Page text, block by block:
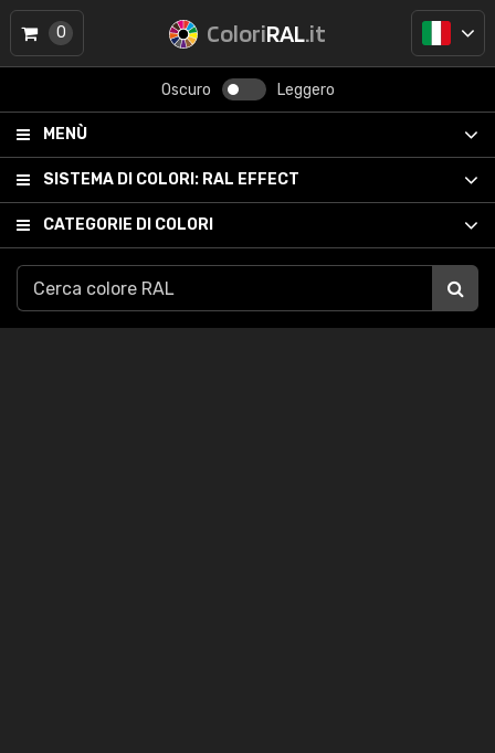
ColoriRAL.it
Oscuro Leggero
MENÙ
SISTEMA DI COLORI: RAL EFFECT
CATEGORIE DI COLORI
0